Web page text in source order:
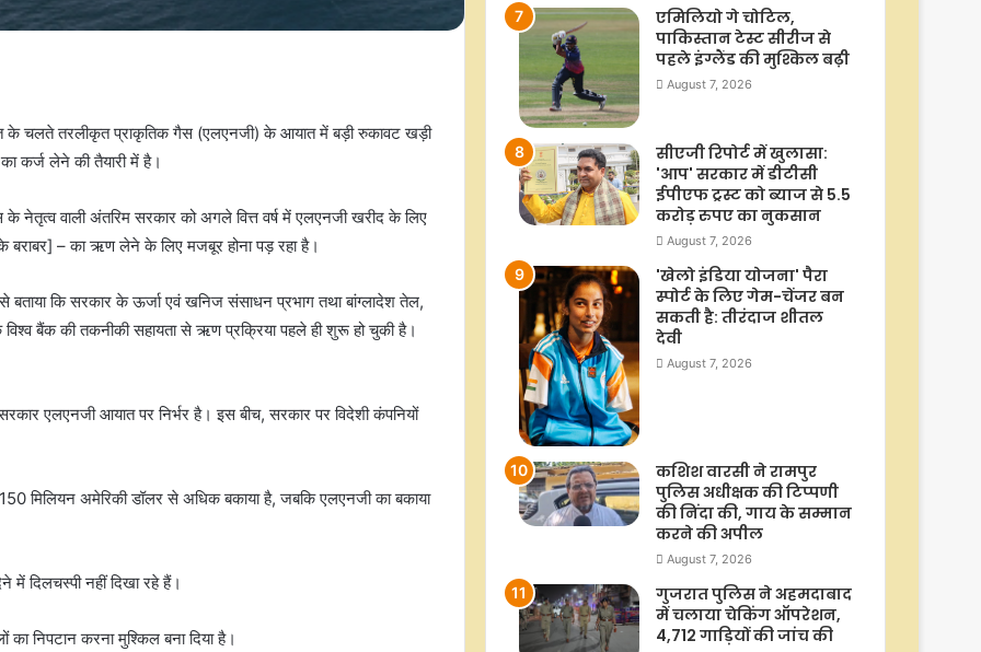
के चलते तरलीकृत प्राकृतिक गैस (एलएनजी) के आयात में बड़ी रुकावट खड़ी
कर्ज लेने की तैयारी में है।
नेतृत्व वाली अंतरिम सरकार को अगले वित्त वर्ष में एलएनजी खरीद के लिए
बराबर] – का ऋण लेने के लिए मजबूर होना पड़ रहा है।
कि सरकार के ऊर्जा एवं खनिज संसाधन प्रभाग तथा बांग्लादेश तेल,
बैंक की तकनीकी सहायता से ऋण प्रक्रिया पहले ही शुरू हो चुकी है।
एलएनजी आयात पर निर्भर है। इस बीच, सरकार पर विदेशी कंपनियों
मिलियन अमेरिकी डॉलर से अधिक बकाया है, जबकि एलएनजी का बकाया
में दिलचस्पी नहीं दिखा रहे हैं।
का निपटान करना मुश्किल बना दिया है।
एमिलियो गे चोटिल,
पाकिस्तान टेस्ट सीरीज से
पहले इंग्लैंड की मुश्किल बढ़ी
August 7, 2026
सीएजी रिपोर्ट में खुलासा:
'आप' सरकार में डीटीसी
ईपीएफ ट्रस्ट को ब्याज से 5.5
करोड़ रुपए का नुकसान
August 7, 2026
'खेलो इंडिया योजना' पैरा
स्पोर्ट के लिए गेम-चेंजर बन
सकती है: तीरंदाज शीतल
देवी
August 7, 2026
कशिश वारसी ने रामपुर
पुलिस अधीक्षक की टिप्पणी
की निंदा की, गाय के सम्मान
करने की अपील
August 7, 2026
गुजरात पुलिस ने अहमदाबाद
में चलाया चेकिंग ऑपरेशन,
4,712 गाड़ियों की जांच की